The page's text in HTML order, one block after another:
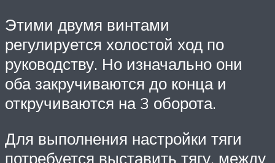
Этими двумя винтами
регулируется холостой ход по
руководству. Но изначально они
оба закручиваются до конца и
откручиваются на 3 оборота.
Для выполнения настройки тяги
потребуется выставить тягу, между